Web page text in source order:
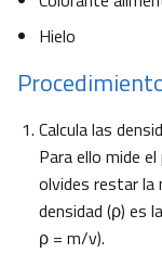
Hielo
Calcula las
Para ello mide
olvides restar la
densidad (ρ) es
ρ = m/v).